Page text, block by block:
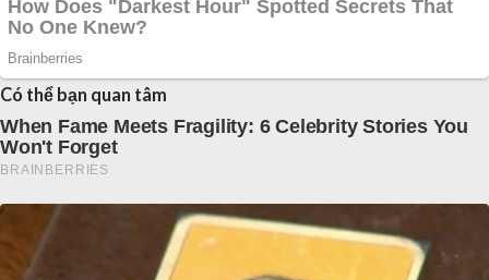
Có thể bạn quan tâm